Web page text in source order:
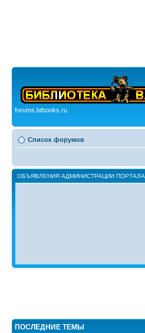
forums.btbooks.ru
Список форумов
ОБЪЯВЛЕНИЯ АДМИНИСТРАЦИИ ПОРТАЛА.
ПОСЛЕДНИЕ ТЕМЫ